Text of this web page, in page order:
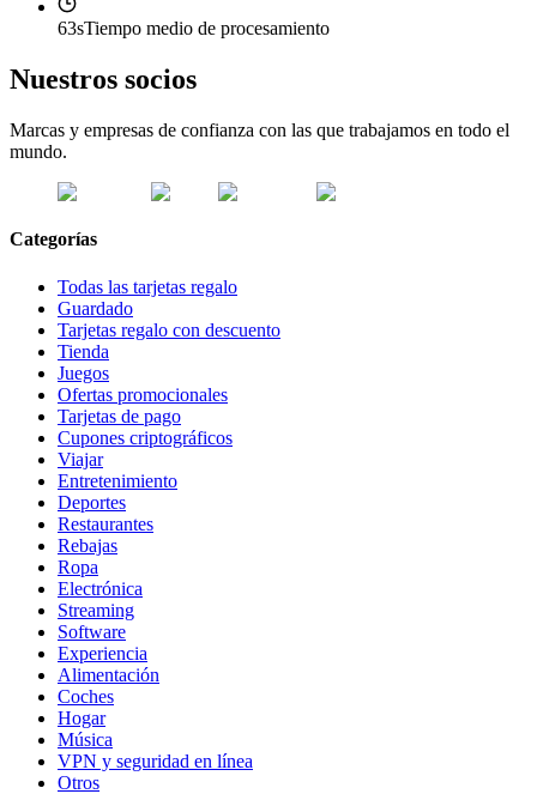
63sTiempo medio de procesamiento
Nuestros socios
Marcas y empresas de confianza con las que trabajamos en todo el
mundo.
Categorías
Todas las tarjetas regalo
Guardado
Tarjetas regalo con descuento
Tienda
Juegos
Ofertas promocionales
Tarjetas de pago
Cupones criptográficos
Viajar
Entretenimiento
Deportes
Restaurantes
Rebajas
Ropa
Electrónica
Streaming
Software
Experiencia
Alimentación
Coches
Hogar
Música
VPN y seguridad en línea
Otros